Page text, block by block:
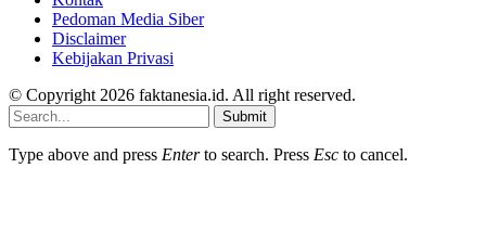
Pedoman Media Siber
Disclaimer
Kebijakan Privasi
© Copyright 2026 faktanesia.id. All right reserved.
Submit
Type above and press Enterto search. Press Esc to cancel.